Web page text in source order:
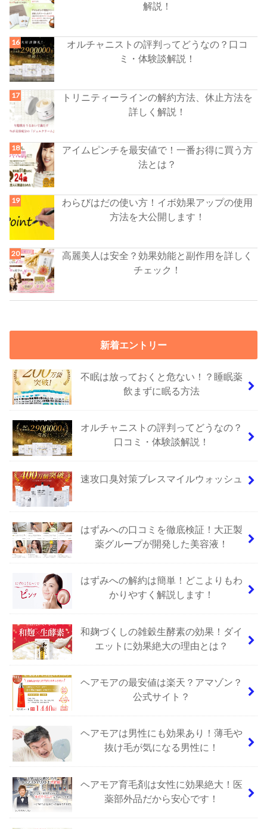
解説！
オルチャニストの評判ってどうなの？口コ
ミ・体験談解説！
トリニティーラインの解約方法、休止方法を
詳しく解説！
アイムピンチを最安値で！一番お得に買う方
法とは？
わらびはだの使い方！イボ効果アップの使用
方法を大公開します！
高麗美人は安全？効果効能と副作用を詳しく
チェック！
新着エントリー
不眠は放っておくと危ない！？睡眠薬
飲まずに眠る方法
オルチャニストの評判ってどうなの？
口コミ・体験談解説！
速攻口臭対策ブレスマイルウォッシュ
はずみへの口コミを徹底検証！大正製
薬グループが開発した美容液！
はずみへの解約は簡単！どこよりもわ
かりやすく解説します！
和麹づくしの雑穀生酵素の効果！ダイ
エットに効果絶大の理由とは？
ヘアモアの最安値は楽天？アマゾン？
公式サイト？
ヘアモアは男性にも効果あり！薄毛や
抜け毛が気になる男性に！
ヘアモア育毛剤は女性に効果絶大！医
薬部外品だから安心です！